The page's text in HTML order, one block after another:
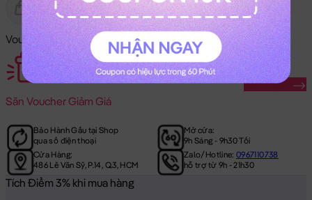
Gửi Tặng Hết Hàng
Voucher Mã Khuyến Mãi:
Săn Voucher Giảm Giá
Săn Ngay
Bảo Hành Gấu tại Shop
qua số điện thoại
Mở cửa:
9h Sáng - 9h30 Tối
Cửa Hàng:
486 Lê Văn Sỹ, P.14, Q.3, HCM
Zalo/Hotline:0967110738
hỗ trợ từ 9h - 21h30
Tích Điểm 3% khi mua hàng